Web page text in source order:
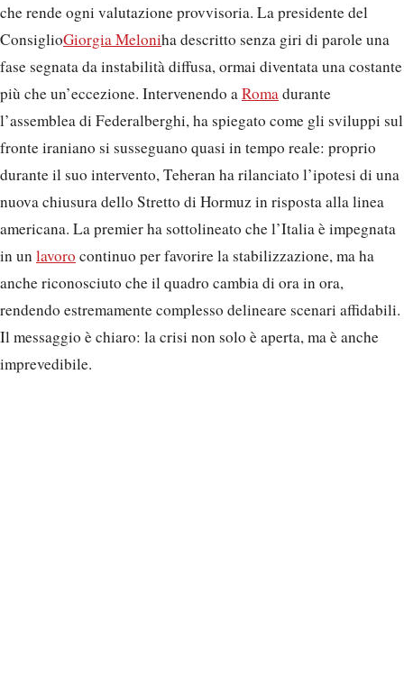
che rende ogni valutazione provvisoria. La presidente del
ConsiglioGiorgia Meloniha descritto senza giri di parole una
fase segnata da instabilità diffusa, ormai diventata una costante
più che un’eccezione. Intervenendo aRomadurante
l’assemblea di Federalberghi, ha spiegato come gli sviluppi sul
fronte iraniano si susseguano quasi in tempo reale: proprio
durante il suo intervento, Teheran ha rilanciato l’ipotesi di una
nuova chiusura dello Stretto di Hormuz in risposta alla linea
americana. La premier ha sottolineato che l’Italia è impegnata
in unlavoro continuo per favorire la stabilizzazione, ma ha
anche riconosciuto che il quadro cambia di ora in ora,
rendendo estremamente complesso delineare scenari affidabili.
Il messaggio è chiaro: la crisi non solo è aperta, ma è anche
imprevedibile.